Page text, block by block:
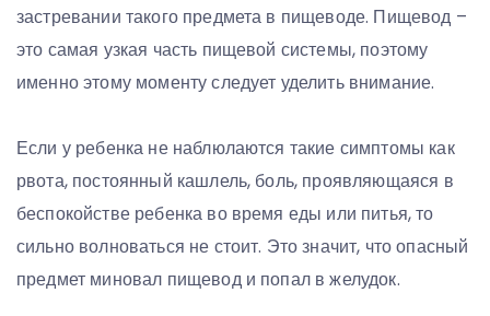
застревании такого предмета в пищеводе. Пищевод –
это самая узкая часть пищевой системы, поэтому
именно этому моменту следует уделить внимание.
Если у ребенка не наблюлаются такие симптомы как
рвота, постоянный кашлель, боль, проявляющаяся в
беспокойстве ребенка во время еды или питья, то
сильно волноваться не стоит. Это значит, что опасный
предмет миновал пищевод и попал в желудок.